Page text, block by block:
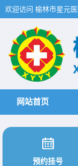
欢迎访问 榆林市星元
网站首页

预约挂号